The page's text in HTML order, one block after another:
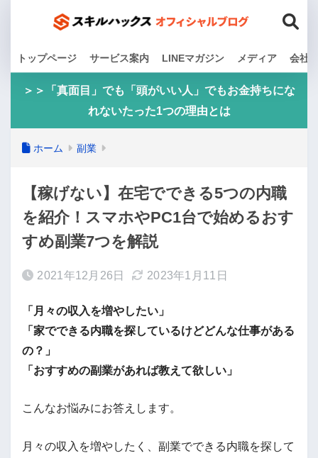
トップページ サービス案内 LINEマガジン メディア 会社
＞＞「真面目」でも「頭がいい人」でもお金持ちにな
れないたった1つの理由とは
ホーム 副業
【稼げない】在宅でできる5つの内職
を紹介！スマホやPC1台で始めるおす
すめ副業7つを解説
2021年12月26日 2023年1月11日
「月々の収入を増やしたい」
「家でできる内職を探しているけどどんな仕事がある
の？」
「おすすめの副業があれば教えて欲しい」
こんなお悩みにお答えします。
月々の収入を増やしたく、副業でできる内職を探して